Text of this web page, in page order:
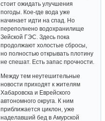
стоит ожидать улучшения
погоды. Кое-где вода уже
начинает идти на спад. Но
переполнено водохранилище
Зейской ГЭС. Здесь пока
продолжают холостые сбросы,
но полностью открывать плотину
не спешат. Есть запас прочности.
Между тем неутешительные
новости приходят к жителям
Хабаровска и Еврейского
автономного округа. К ним
приближается циклон, уже
наделавший бед в Амурской